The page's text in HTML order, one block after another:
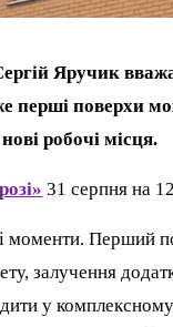
Яручик
перші поверхи
робочі місця.
31 серпня на
моменти. Перший
залучення
у